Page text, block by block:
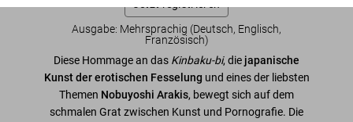
Ausgabe: Mehrsprachig (Deutsch, Englisch,
Französisch)
Diese Hommage an das Kinbaku-bi, die japanische
Kunst der erotischen Fesselung und eines der liebsten
Themen Nobuyoshi Arakis, bewegt sich auf dem
schmalen Grat zwischen Kunst und Pornografie. Die